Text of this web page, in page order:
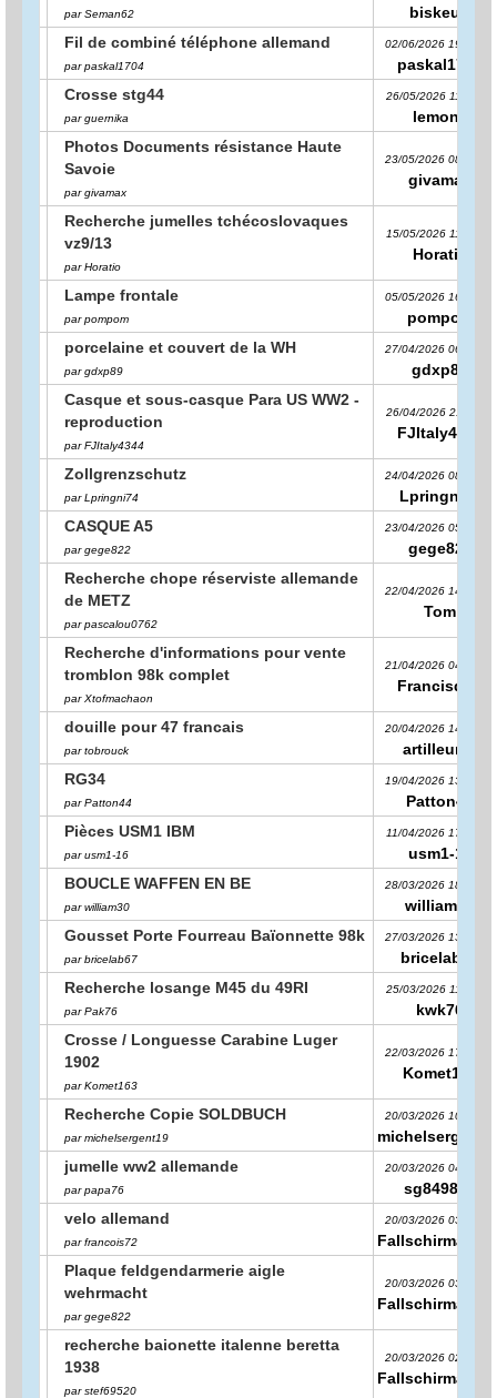
par Seman62
biskeud
Fil de combiné téléphone allemand
par paskal1704
02/06/2026 19:24:14
paskal1704
Crosse stg44
par guernika
26/05/2026 11:35:56
lemone
Photos Documents résistance Haute
Savoie
par givamax
23/05/2026 08:21:13
givamax
Recherche jumelles tchécoslovaques
vz9/13
par Horatio
15/05/2026 11:53:24
Horatio
Lampe frontale
par pompom
05/05/2026 16:46:55
pompom
porcelaine et couvert de la WH
par gdxp89
27/04/2026 06:12:13
gdxp89
Casque et sous-casque Para US WW2 -
reproduction
par FJItaly4344
26/04/2026 21:11:55
FJItaly4344
Zollgrenzschutz
par Lpringni74
24/04/2026 08:16:23
Lpringni74
CASQUE A5
par gege822
23/04/2026 05:56:45
gege822
Recherche chope réserviste allemande
de METZ
par pascalou0762
22/04/2026 14:02:46
Tom
Recherche d'informations pour vente
tromblon 98k complet
par Xtofmachaon
21/04/2026 04:03:34
Francisque
douille pour 47 francais
par tobrouck
20/04/2026 14:48:18
artilleur57
RG34
par Patton44
19/04/2026 13:10:27
Patton44
Pièces USM1 IBM
par usm1-16
11/04/2026 17:38:10
usm1-16
BOUCLE WAFFEN EN BE
par william30
28/03/2026 18:24:46
william30
Gousset Porte Fourreau Baïonnette 98k
par bricelab67
27/03/2026 13:33:48
bricelab67
Recherche losange M45 du 49RI
par Pak76
25/03/2026 11:38:30
kwk76
Crosse / Longuesse Carabine Luger
1902
par Komet163
22/03/2026 17:42:50
Komet163
Recherche Copie SOLDBUCH
par michelsergent19
20/03/2026 10:02:09
jumelle ww2 allemande
par papa76
20/03/2026 04:43:04
sg849813
velo allemand
par francois72
20/03/2026 03:30:58
Plaque feldgendarmerie aigle
wehrmacht
par gege822
20/03/2026 03:24:26
recherche baionette italenne beretta
1938
par stef69520
20/03/2026 02:58:46